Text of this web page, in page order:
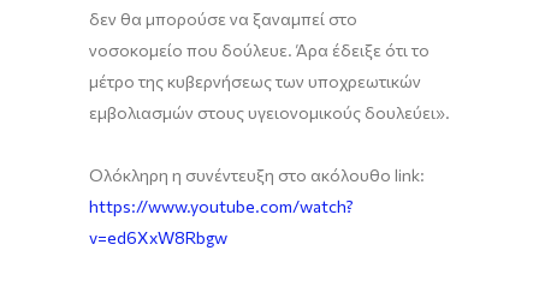
δεν θα μπορούσε να ξαναμπεί στο
νοσοκομείο που δούλευε. Άρα έδειξε ότι το
μέτρο της κυβερνήσεως των υποχρεωτικών
εμβολιασμών στους υγειονομικούς δουλεύει».
Ολόκληρη η συνέντευξη στο ακόλουθο link:
https://www.youtube.com/watch?
v=ed6XxW8Rbgw